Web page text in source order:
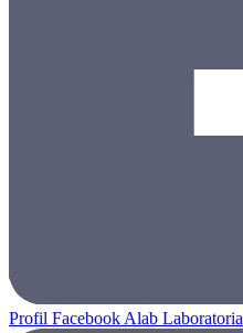
Profil Facebook Alab Laboratoria